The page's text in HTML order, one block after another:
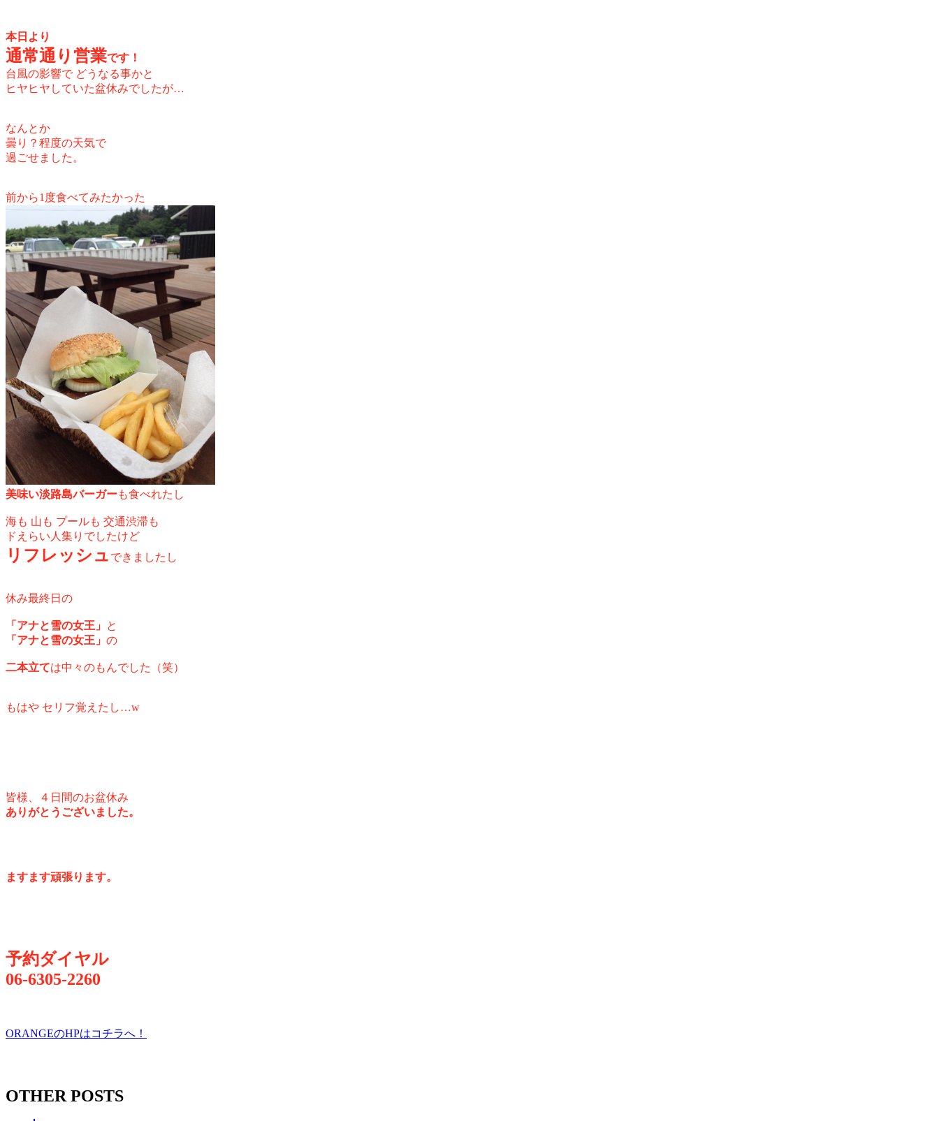
本日より
通常通り営業です！
台風の影響で どうなる事かと
ヒヤヒヤしていた盆休みでしたが…
なんとか
曇り？程度の天気で
過ごせました。
前から1度食べてみたかった
美味い淡路島バーガーも食べれたし
海も 山も プールも 交通渋滞も
ドえらい人集り でしたけど
リフレッシュ できましたし
休み最終日の
「アナと雪の女王」 と
「アナと雪の女王」 の
二本立ては中々のもんでした（笑）
もはや セリフ覚えたし…w
皆様、４日間のお盆休み
ありがとうございました。
ますます頑張ります。
予約ダイヤル
06-6305-2260
ORANGEのHPはコチラへ！
OTHER POSTS